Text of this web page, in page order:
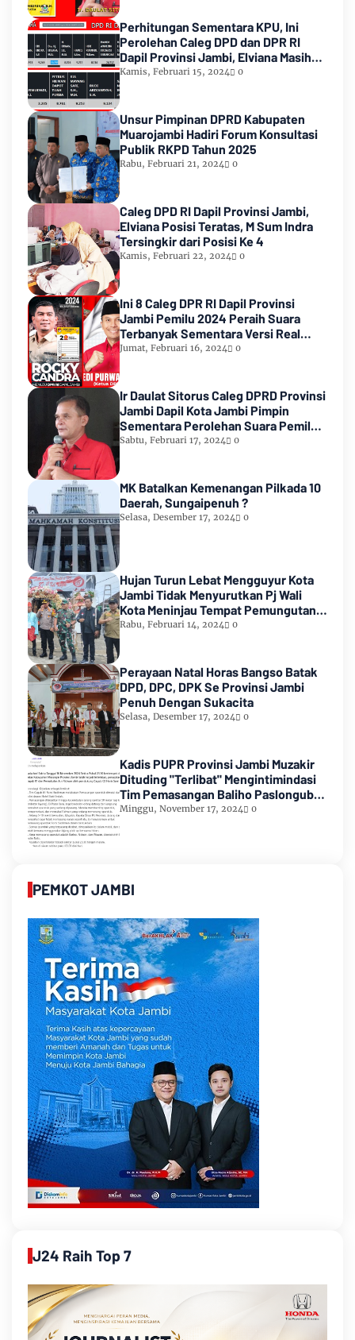
Perhitungan Sementara KPU, Ini
Perolehan Caleg DPD dan DPR RI
Dapil Provinsi Jambi, Elviana Masih
Urutan Kedua Teratas
Kamis, Februari 15, 2024 0
Unsur Pimpinan DPRD Kabupaten
Muarojambi Hadiri Forum Konsultasi
Publik RKPD Tahun 2025
Rabu, Februari 21, 2024 0
Caleg DPD RI Dapil Provinsi Jambi,
Elviana Posisi Teratas, M Sum Indra
Tersingkir dari Posisi Ke 4
Kamis, Februari 22, 2024 0
Ini 8 Caleg DPR RI Dapil Provinsi
Jambi Pemilu 2024 Peraih Suara
Terbanyak Sementara Versi Real
Count KPU RI
Jumat, Februari 16, 2024 0
Ir Daulat Sitorus Caleg DPRD Provinsi
Jambi Dapil Kota Jambi Pimpin
Sementara Perolehan Suara Pemilu
2024
Sabtu, Februari 17, 2024 0
MK Batalkan Kemenangan Pilkada 10
Daerah, Sungaipenuh ?
Selasa, Desember 17, 2024 0
Hujan Turun Lebat Mengguyur Kota
Jambi Tidak Menyurutkan Pj Wali
Kota Meninjau Tempat Pemungutan
Suara Pemilu 2024
Rabu, Februari 14, 2024 0
Perayaan Natal Horas Bangso Batak
DPD, DPC, DPK Se Provinsi Jambi
Penuh Dengan Sukacita
Selasa, Desember 17, 2024 0
Kadis PUPR Provinsi Jambi Muzakir
Dituding "Terlibat" Mengintimindasi
Tim Pemasangan Baliho Paslongub
Romi-Sudirman
Minggu, November 17, 2024 0
PEMKOT JAMBI
J24 Raih Top 7